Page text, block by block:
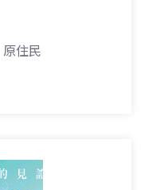
原住民